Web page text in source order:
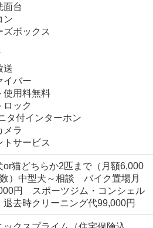
面台
ン
ズボックス
送
イバー
使用料無料
ロック
タ付インターホン
メラ
トサービス
or猫どちらか2匹まで（月額6,000
）中型犬～相談 バイク置場月
円 スポーツジム・コンシェル
去時クリーニング代99,000円